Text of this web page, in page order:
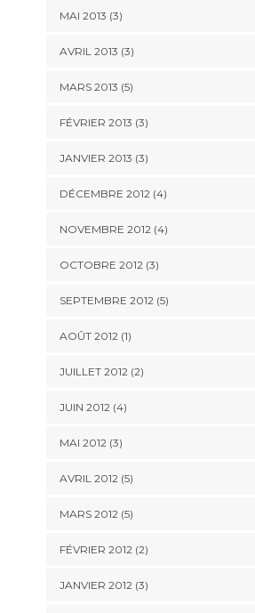
MAI 2013 (3)
AVRIL 2013 (3)
MARS 2013 (5)
FÉVRIER 2013 (3)
JANVIER 2013 (3)
DÉCEMBRE 2012(4)
NOVEMBRE 2012(4)
OCTOBRE 2012(3)
SEPTEMBRE 2012(5)
AOÛT 2012(1)
JUILLET 2012(2)
JUIN 2012(4)
MAI 2012(3)
AVRIL 2012(5)
MARS 2012(5)
FÉVRIER 2012(2)
JANVIER 2012(3)